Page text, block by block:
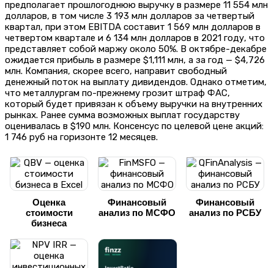
предполагает прошлогоднюю выручку в размере 11 554 млн
долларов, в том числе 3 193 млн долларов за четвертый
квартал, при этом EBITDA составит 1 569 млн долларов в
четвертом квартале и 6 134 млн долларов в 2021 году, что
представляет собой маржу около 50%. В октябре-декабре
ожидается прибыль в размере $1,111 млн, а за год — $4,726
млн. Компания, скорее всего, направит свободный
денежный поток на выплату дивидендов. Однако отметим,
что металлургам по-прежнему грозит штраф ФАС,
который будет привязан к объему выручки на внутренних
рынках. Ранее сумма возможных выплат государству
оценивалась в $190 млн. Консенсус по целевой цене акций:
1 746 руб на горизонте 12 месяцев.
Оценка
стоимости
бизнеса
Финансовый
анализ по МСФО
Финансовый
анализ по РСБУ